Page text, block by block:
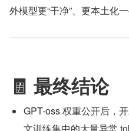
外模型更“干净”、更本土化一
🧾 最终结论
GPT-oss 权重公开后，